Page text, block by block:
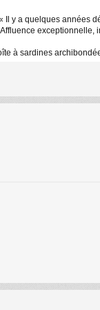
y a quelques années
exceptionnelle,
à sardines